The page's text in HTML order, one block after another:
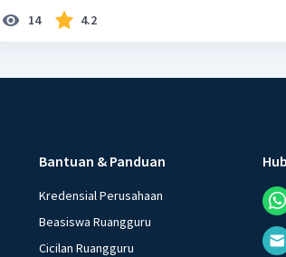
14 4.2
Bantuan & Panduan
Kredensial Perusahaan
Beasiswa Ruangguru
Cicilan Ruangguru